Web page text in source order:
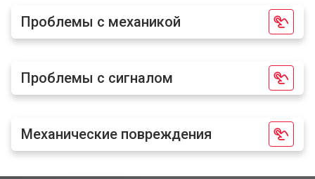
Проблемы с механикой
Проблемы с сигналом
Механические повреждения